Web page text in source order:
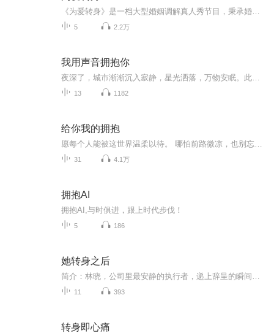
5 2.2万
我用声音拥抱你
13 1182
给你我的拥抱
31 4.1万
拥抱AI
拥抱AI,与时俱进，跟上时代步伐！
5 186
她转身之后
11 393
转身即心痛